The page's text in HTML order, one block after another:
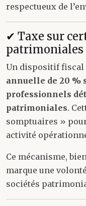
respectueux de
✔ Taxe sur
patrimoniales
Un dispositif fiscal
annuelle de 20 %
professionnels
patrimoniales.
somptuaires »
activité
Ce mécanisme,
marque une
sociétés